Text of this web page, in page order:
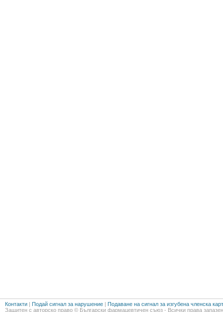
Контакти | Подай сигнал за нарушение | Подаване на сигнал за изгубена членска
Защитен с авторско право © Български фармацевтичен съюз - Всички права